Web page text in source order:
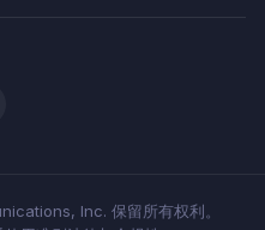
Inc. 保留所有权利。